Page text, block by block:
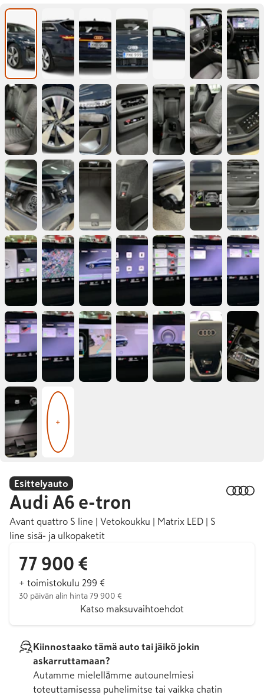
+
Esittelyauto
Audi A6 e-tron
Avant quattro S line | Vetokoukku | Matrix LED | S
line sisä- ja ulkopaketit
77 900 €
+ toimistokulu 299 €
30 päivän alin hinta 79 900 €
Katso maksuvaihtoehdot
Kiinnostaako tämä auto tai jäikö jokin
askarruttamaan?
Autamme mielellämme autounelmiesi
toteuttamisessa puhelimitse tai vaikka chatin